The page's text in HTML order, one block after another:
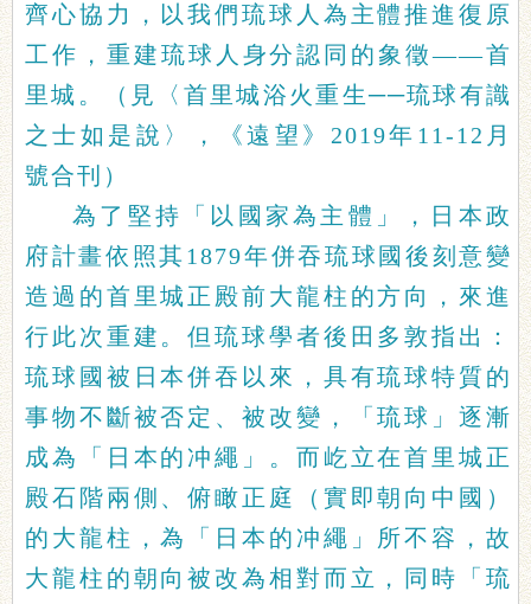
齊心協力，以我們琉球人為主體推進復原
工作，重建琉球人身分認同的象徵——首
里城。（見〈首里城浴火重生──琉球有識
之士如是說〉，《遠望》2019年11-12月
號合刊）
為了堅持「以國家為主體」，日本政
府計畫依照其1879年併吞琉球國後刻意變
造過的首里城正殿前大龍柱的方向，來進
行此次重建。但琉球學者後田多敦指出：
琉球國被日本併吞以來，具有琉球特質的
事物不斷被否定、被改變，「琉球」逐漸
成為「日本的冲繩」。而屹立在首里城正
殿石階兩側、俯瞰正庭（實即朝向中國）
的大龍柱，為「日本的冲繩」所不容，故
大龍柱的朝向被改為相對而立，同時「琉